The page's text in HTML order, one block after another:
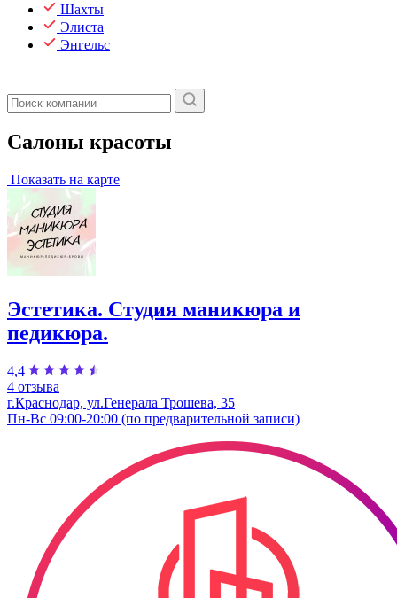
Шахты
Элиста
Энгельс
Салоны красоты
Показать на карте
Эстетика. Студия маникюра и
педикюра.
4,4
4 отзыва
г.Краснодар, ул.Генерала Трошева, 35
Пн-Вс 09:00-20:00 (по предварительной записи)